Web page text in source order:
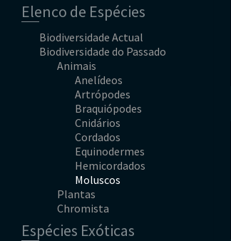
Comissão Científica
Parceiros
Ficha Técnica
Contactos
Elenco de Espécies
Biodiversidade Actual
Animais
Anelídeos
Artrópodes
Aracnídeos
Crustáceos
Diplópodes
Insectos
Quilópodes
Cnidários
Cordados
Anfíbios
Aves
Mamíferos
Peixes
Répteis
Tunicados
Equinodermes
Moluscos
Plantas
Angiospérmicas
Briófitas
Gimnospérmicas
Pteridófitas
Fungos
Ascomicetes
Basidiomicetes
Biodiversidade do Passado
Animais
Anelídeos
Artrópodes
Braquiópodes
Cnidários
Cordados
Anfíbios
Aves
Mamíferos
Peixes
Répteis
Equinodermes
Hemicordados
Moluscos
Plantas
Gimnospérmicas
Pteridófitas
Chromista
Espécies Exóticas